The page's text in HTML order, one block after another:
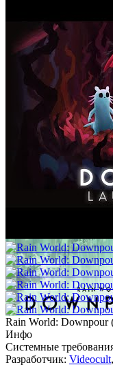
Rain World: Downpour
Инфо
Системные
Разработчик: Videocult,